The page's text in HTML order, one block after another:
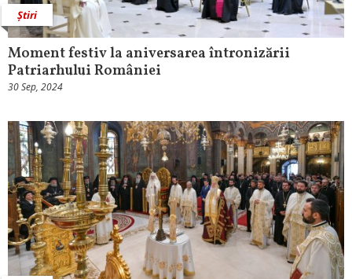
Știri
Moment festiv la aniversarea întronizării
Patriarhului României
30 Sep, 2024